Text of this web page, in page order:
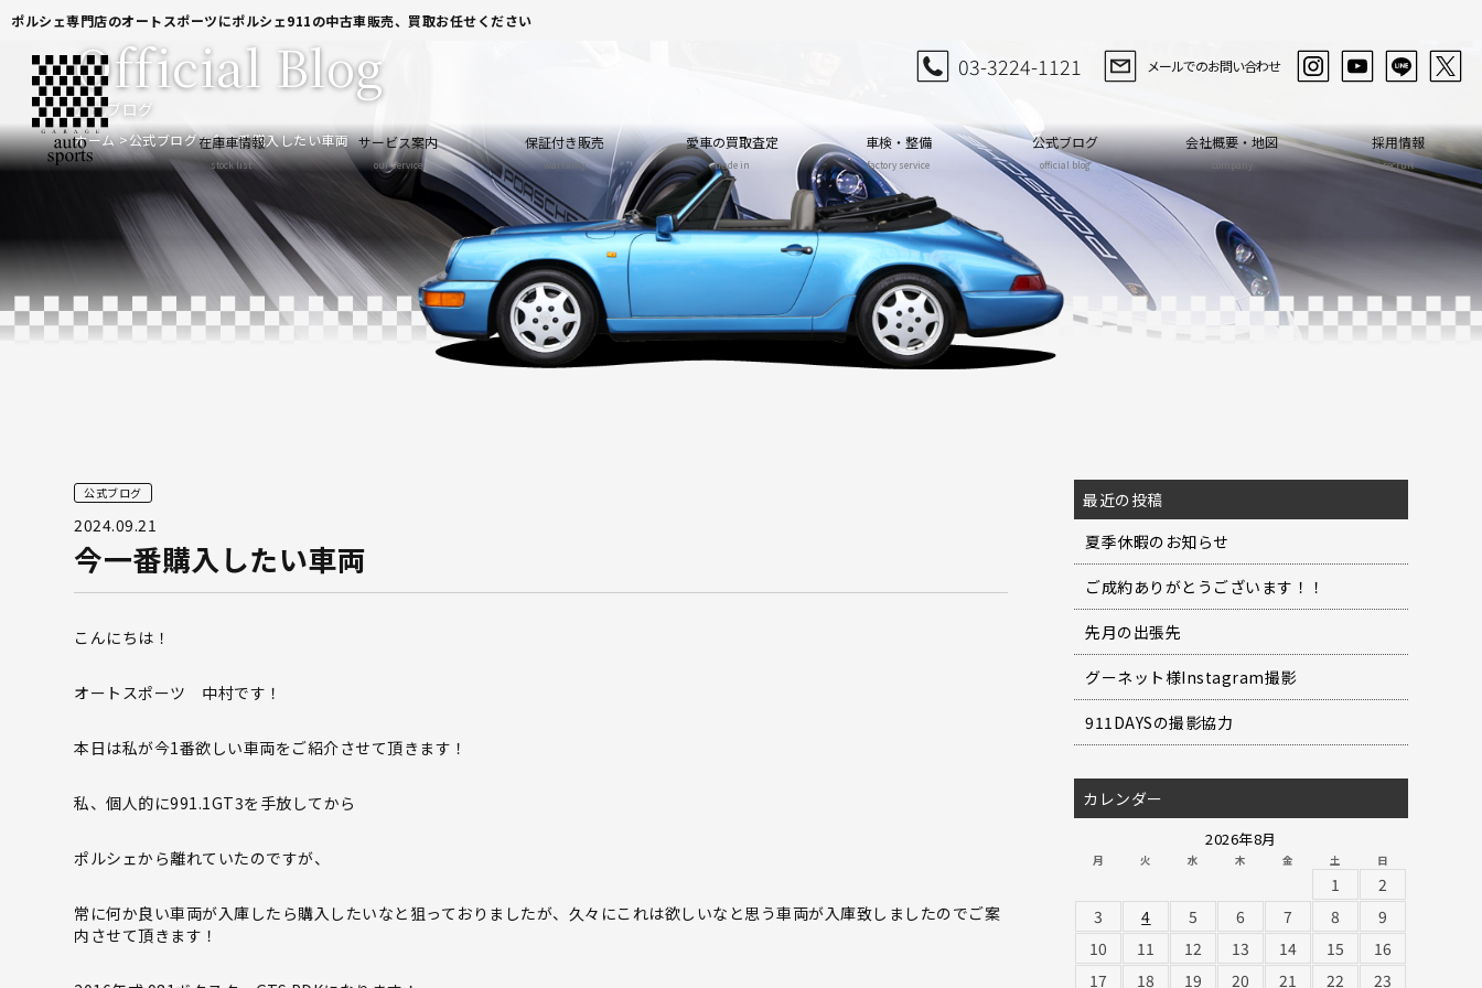
ポルシェ専門店のオートスポーツにポルシェ911の中古車販売、買取お任せください
在庫車情報
stock list
サービス案内
our service
保証付き販売
warranty
愛車の買取査定
trade in
車検・整備
factory service
公式ブログ
official blog
会社概要・地図
company
採用情報
recruit
公式ブログ
Official Blog
ホーム 公式ブログ 今一番購入したい車両
公式ブログ
2024.09.21
今一番購入したい車両
こんにちは！
オートスポーツ 中村です！
本日は私が今1番欲しい車両をご紹介させて頂きます！
私、個人的に991.1GT3を手放してから
ポルシェから離れていたのですが、
常に何か良い車両が入庫したら購入したいなと狙っておりましたが、久々にこれは欲しいなと思う車両が入庫致しましたのでご案
内させて頂きます！
最近の投稿
夏季休暇のお知らせ
ご成約ありがとうございます！！
先月の出張先
グーネット様Instagram撮影
911DAYSの撮影協力
カレンダー
2026年8月
月 火 水 木 金 土 日
1
2
3
4 5 6 7 8
9
10
11 12 13 14 15
16
17
18 19 20 21 22 23
03-3224-1121 メールでのお問い合わせ